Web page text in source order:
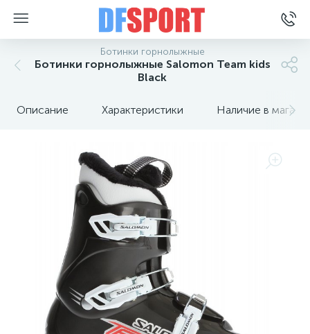
Ботинки горнолыжные
Ботинки горнолыжные Salomon Team kids
Black
Описание Характеристики Наличие в